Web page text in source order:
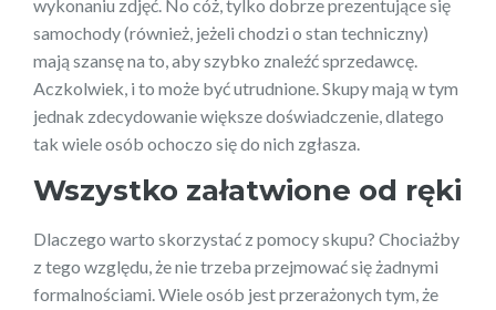
wykonaniu zdjęć. No cóż, tylko dobrze prezentujące się
samochody (również, jeżeli chodzi o stan techniczny)
mają szansę na to, aby szybko znaleźć sprzedawcę.
Aczkolwiek, i to może być utrudnione. Skupy mają w tym
jednak zdecydowanie większe doświadczenie, dlatego
tak wiele osób ochoczo się do nich zgłasza.
Wszystko załatwione od ręki
Dlaczego warto skorzystać z pomocy skupu? Chociażby
z tego względu, że nie trzeba przejmować się żadnymi
formalnościami. Wiele osób jest przerażonych tym, że